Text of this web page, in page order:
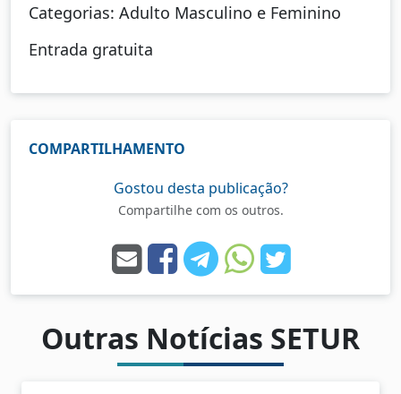
Categorias: Adulto Masculino e Feminino
Entrada gratuita
COMPARTILHAMENTO
Gostou desta publicação?
Compartilhe com os outros.
Outras Notícias SETUR